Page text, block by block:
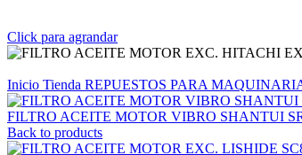
Click para agrandar
Inicio Tienda REPUESTOS PARA
FILTRO ACEITE MOTOR VIBRO SHANTUI
Back to products